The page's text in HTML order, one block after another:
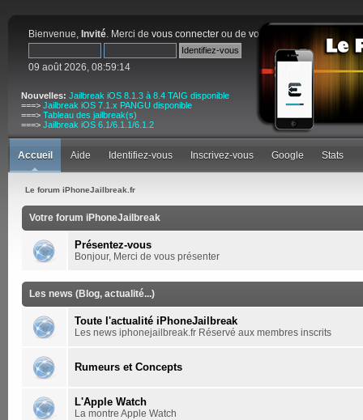
Bienvenue, Invité. Merci de vous connecter ou de vous inscrire
09 août 2026, 08:59:14
Nouvelles: Jailbreak iOS 8.1.3 à 8.4 TAIG disponible
===> Jailbreak iOS 7.1.x PANGU disponible
===> Tableau des jailbreak(s)
===> Jailbreak iOS 6.1/6.1.1/6.1.2
Accueil Aide Identifiez-vous Inscrivez-vous Google Stats
Le forum iPhoneJailbreak.fr
Votre forum iPhoneJailbreak
Présentez-vous
Bonjour, Merci de vous présenter
Les news (Blog, actualité...)
Toute l'actualité iPhoneJailbreak
Les news iphonejailbreak.fr Réservé aux membres inscrits
Rumeurs et Concepts
L'Apple Watch
La montre Apple Watch